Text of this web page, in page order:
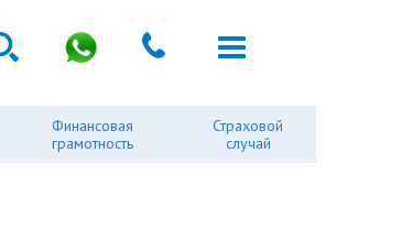
Финансовая
грамотность
Страховой
случай